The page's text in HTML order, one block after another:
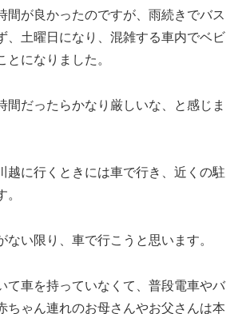
間が良かったのですが、雨続きでバス
、土曜日になり、混雑する車内でベビ
とになりました。
間だったらかなり厳しいな、と感じま
越に行くときには車で行き、近くの駐
ない限り、車で行こうと思います。
て車を持っていなくて、普段電車やバ
ちゃん連れのお母さんやお父さんは本